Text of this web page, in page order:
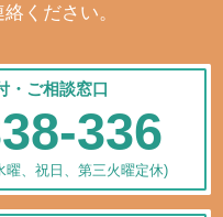
ください。
・ご相談窓口
336
曜、祝日、第三火曜定休)